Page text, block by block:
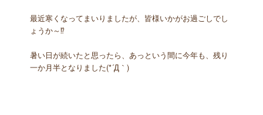
最近寒くなってまいりましたが、皆様いかがお過ごしでし
ょうか～⁉
暑い日が続いたと思ったら、あっという間に今年も、残り
一か月半となりました(*´Д｀)